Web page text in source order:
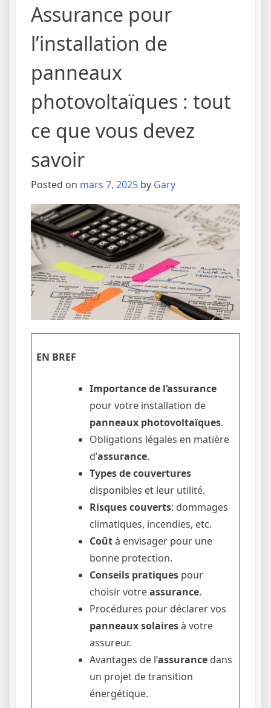
Assurance pour
l’installation de
panneaux
photovoltaïques : tout
ce que vous devez
savoir
Posted on mars 7, 2025 by Gary
EN BREF
Importance de l’assurance
pour votre installation de
panneaux photovoltaïques.
Obligations légales en matière
d’assurance.
Types de couvertures
disponibles et leur utilité.
Risques couverts: dommages
climatiques, incendies, etc.
Coûtà envisager pour une
bonne protection.
Conseils pratiques pour
choisir votreassurance.
Procédures pour déclarer vos
panneaux solairesà votre
assureur.
Avantages de l’assurance dans
un projet de transition
énergétique.